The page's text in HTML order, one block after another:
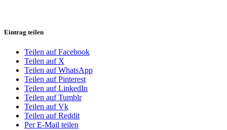
Eintrag teilen
Teilen auf Facebook
Teilen auf X
Teilen auf WhatsApp
Teilen auf Pinterest
Teilen auf LinkedIn
Teilen auf Tumblr
Teilen auf Vk
Teilen auf Reddit
Per E-Mail teilen